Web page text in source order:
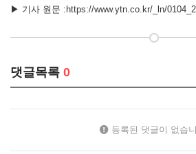
▶ 기사 원문 :https://www.ytn.co.kr/_ln/
댓글목록 0
등록된 댓글이 없습